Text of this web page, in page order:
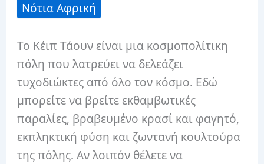
Νότια Αφρική
Το Κέιπ Τάουν είναι μια κοσμοπολίτικη
πόλη που λατρεύει να δελεάζει
τυχοδιώκτες από όλο τον κόσμο. Εδώ
μπορείτε να βρείτε εκθαμβωτικές
παραλίες, βραβευμένο κρασί και φαγητό,
εκπληκτική φύση και ζωντανή κουλτούρα
της πόλης. Αν λοιπόν θέλετε να